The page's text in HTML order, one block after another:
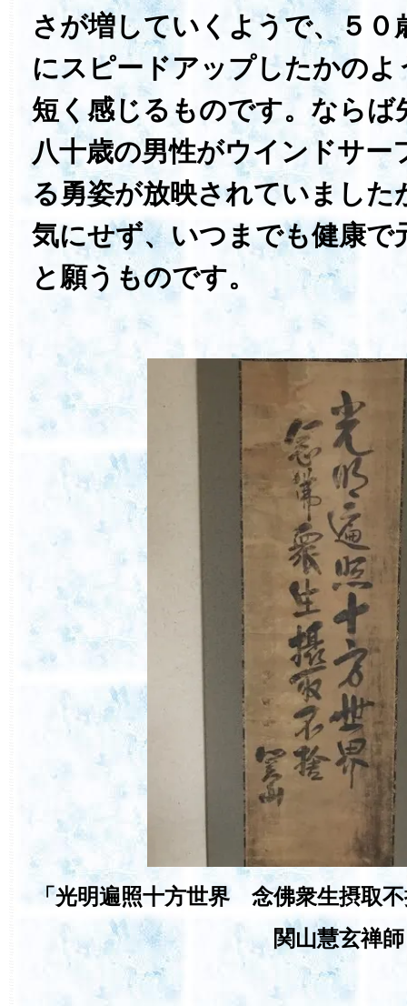
さが増していくようで、５０
にスピードアップしたかのよ
短く感じるものです。ならば
八十歳の男性がウインドサー
る勇姿が放映されていました
気にせず、いつまでも健康で
と願うものです。
「光明遍照十方世界 念佛衆生摂取
関山慧玄禅師